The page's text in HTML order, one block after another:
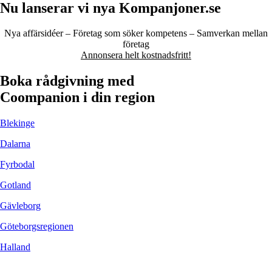
Nu lanserar vi nya Kompanjoner.se
Nya affärsidéer – Företag som söker kompetens – Samverkan mellan
företag
Annonsera helt kostnadsfritt!
Boka rådgivning med
Coompanion i din region
Blekinge
Dalarna
Fyrbodal
Gotland
Gävleborg
Göteborgsregionen
Halland